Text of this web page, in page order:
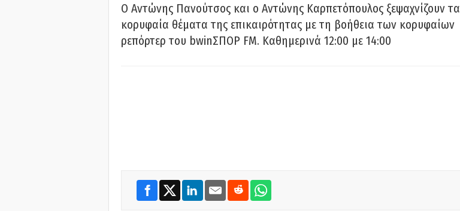
Ο Αντώνης Πανούτσος και ο Αντώνης Καρπετόπουλος ξεψαχνίζουν τα
κορυφαία θέματα της επικαιρότητας με τη βοήθεια των κορυφαίων
ρεπόρτερ του bwinΣΠΟΡ FM. Καθημερινά 12:00 με 14:00